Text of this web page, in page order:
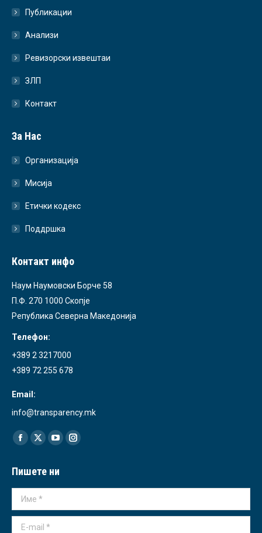
Публикации
Анализи
Ревизорски извештаи
ЗЛП
Контакт
За Нас
Организација
Мисија
Етички кодекс
Поддршка
Контакт инфо
Наум Наумовски Борче 58
П.Ф. 270 1000 Скопје
Република Северна Македонија
Телефон:
+389 2 3217000
+389 72 255 678
Email:
info@transparency.mk
Find us on:
Facebook
opens
in
new
X
opens
in
YouTube
opens
in
Instagram
in
Пишете ни
Име *
E-mail *